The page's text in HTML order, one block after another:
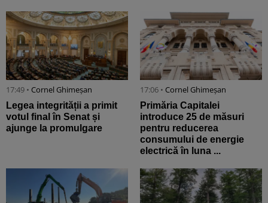
17:49 • Cornel Ghimeșan
Legea integrității a primit
votul final în Senat și
ajunge la promulgare
17:06 • Cornel Ghimeșan
Primăria Capitalei
introduce 25 de măsuri
pentru reducerea
consumului de energie
electrică în luna ...